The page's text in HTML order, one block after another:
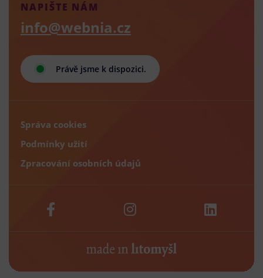
Právě jsme k dispozici.
NAPIŠTE NÁM
info@webnia.cz
Správa cookies
Podmínky užití
Zpracování osobních údajů